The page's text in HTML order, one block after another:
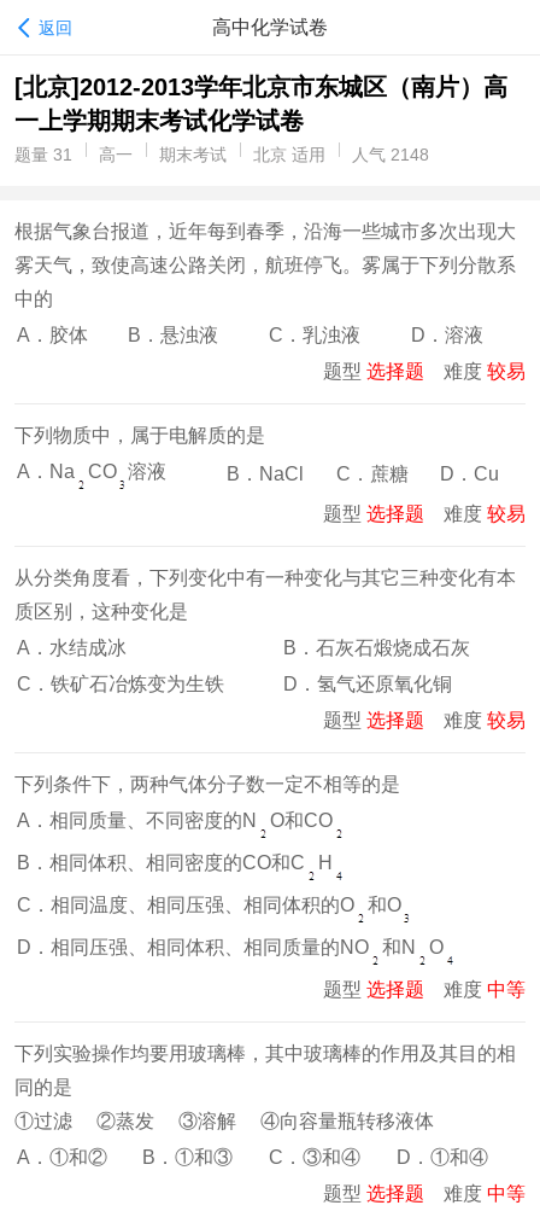
返回 高中化学试卷
[北京]2012-2013学年北京市东城区（南片）高
一上学期期末考试化学试卷
题量 31 高一 期末考试 北京 适用 人气 2148
根据气象台报道，近年每到春季，沿海一些城市多次出现大
雾天气，致使高速公路关闭，航班停飞。雾属于下列分散系
中的
A．胶体
B．悬浊液 C．乳浊液
D．溶液
题型 选择题 难度 较易
下列物质中，属于电解质的是
A．Na
CO 溶液 B．NaCl C．蔗糖
D．Cu
题型 选择题 难度 较易
从分类角度看，下列变化中有一种变化与其它三种变化有本
质区别，这种变化是
A．水结成冰
B．石灰石煅烧成石灰
C．铁矿石冶炼变为生铁
D．氢气还原氧化铜
题型 选择题 难度 较易
下列条件下，两种气体分子数一定不相等的是
A．相同质量、不同密度的N
O和CO
B．相同体积、相同密度的CO和C H
C．相同温度、相同压强、相同体积的O 和O
D．相同压强、相同体积、相同质量的NO 和N O
题型 选择题 难度 中等
下列实验操作均要用玻璃棒，其中玻璃棒的作用及其目的相
同的是
①过滤 ②蒸发 ③溶解 ④向容量瓶转移液体
A．①和②
B．①和③ C．③和④
D．①和④
题型 选择题 难度 中等